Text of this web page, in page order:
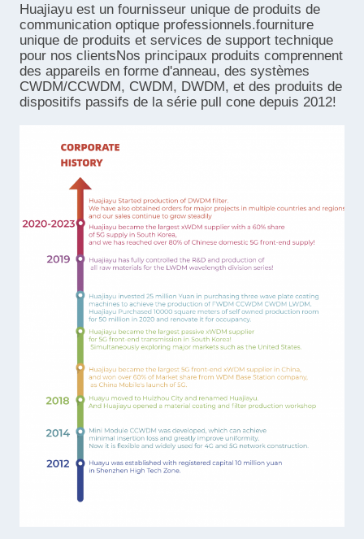
Huajiayu est un fournisseur unique de produits de
communication optique professionnels.fourniture
unique de produits et services de support technique
pour nos clientsNos principaux produits comprennent
des appareils en forme d'anneau, des systèmes
CWDM/CCWDM, CWDM, DWDM, et des produits de
dispositifs passifs de la série pull cone depuis 2012!